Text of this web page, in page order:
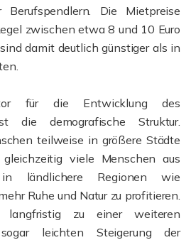
Berufspendlern. Die Mietpreise
zwischen etwa 8 und 10 Euro
damit deutlich günstiger als in
für die Entwicklung des
die demografische Struktur.
teilweise in größere Städte
viele Menschen aus
ländlichere Regionen wie
Ruhe und Natur zu profitieren.
langfristig zu einer weiteren
leichten Steigerung der